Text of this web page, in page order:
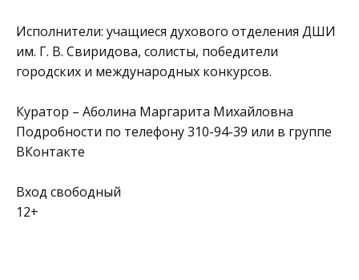
Исполнители: учащиеся духового отделения ДШИ
им. Г. В. Свиридова, солисты, победители
городских и международных конкурсов.
Куратор – Аболина Маргарита Михайловна
Подробности по телефону 310-94-39 или в группе
ВКонтакте
Вход свободный
12+